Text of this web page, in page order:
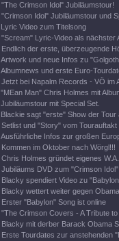
"The Crimson Idol" Jubiläumstour!
"Crimson Idol" Jubiläumstour und
Lyric Video zum Titelsong
"Scream" Lyric-Video als nächster
Endlich der erste, überzeugende
Artwork und neue Infos zu
Albumnews und erste Euro-
Jetzt bei Napalm Records - VÖ im
"MEan Man" Chris Holmes mit
Jubiläumstour mit Special Set.
Blackie sagt "erste" Show der Tour
Setlist und "Story" vom Tourauftakt
Ausführliche Infos zur großen
Kommen im Oktober nach Wörgl!!!
Chris Holmes gründet eigenes
Jubiläums DVD zum "Crimson
Blacky spendiert Video zu
Blacky wettert weiter gegen
Erster "Babylon" Song ist online
"The Crimson Covers - A Tribute to
Blacky mit derber Barack Obama
Erste Tourdates zur anstehenden